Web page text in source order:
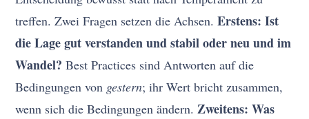
treffen. Zwei Fragen setzen die Achsen.Erstens: Ist
die Lage gut verstanden und stabil oder neu und im
Wandel? Best Practices sind Antworten auf die
Bedingungen von gestern; ihr Wert bricht zusammen,
wenn sich die Bedingungen ändern.Zweitens: Was